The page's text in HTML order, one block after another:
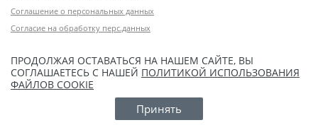
Соглашение о персональных данных
Согласие на обработку перс.данных
ПРОДОЛЖАЯ ОСТАВАТЬСЯ НА НАШЕМ САЙТЕ, ВЫ
СОГЛАШАЕТЕСЬ С НАШЕЙ ПОЛИТИКОЙ ИСПОЛЬЗОВАНИЯ
ФАЙЛОВ COOKIE
Принять